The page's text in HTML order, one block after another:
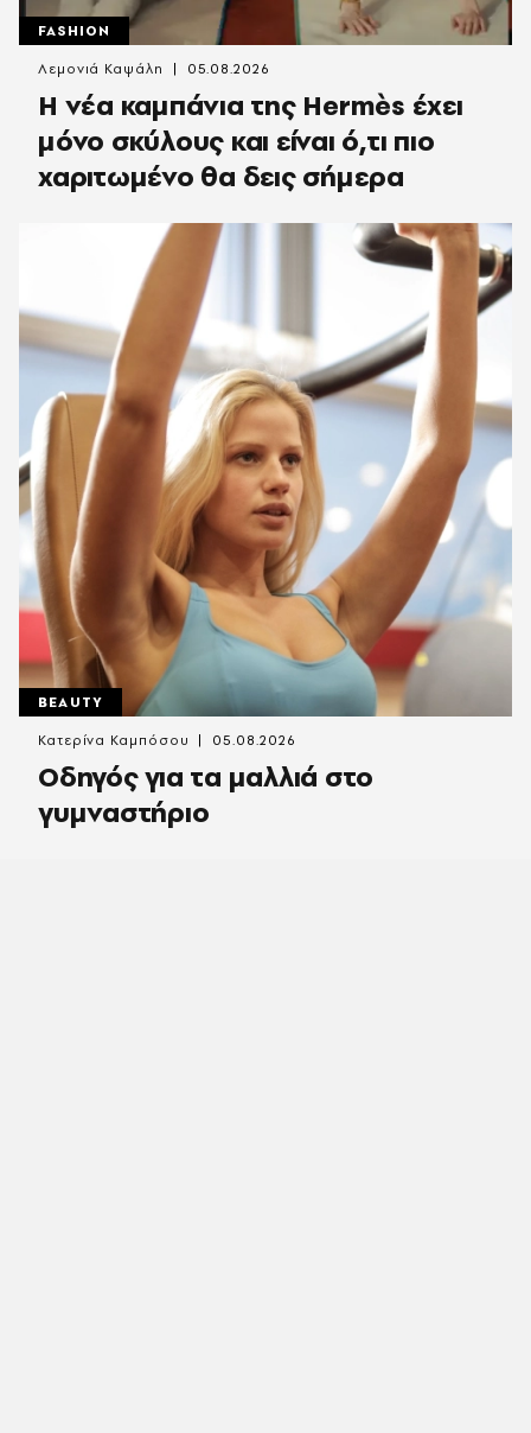
FASHION
Η νέα καμπάνια της Hermès έχει
μόνο σκύλους και είναι ό,τι πιο
χαριτωμένο θα δεις σήμερα
Λεμονιά Καψάλη 05.08.2026
BEAUTY
Οδηγός για τα μαλλιά στο
γυμναστήριο
Κατερίνα Καμπόσου 05.08.2026